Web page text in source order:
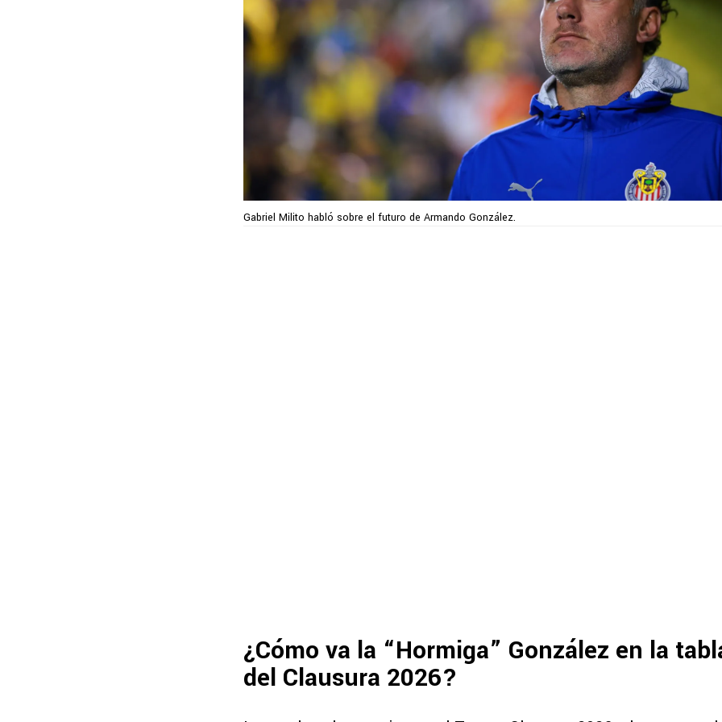
Gabriel Milito habló sobre el futuro de Armando González.
¿Cómo va la “Hormiga” González en la
del Clausura 2026?